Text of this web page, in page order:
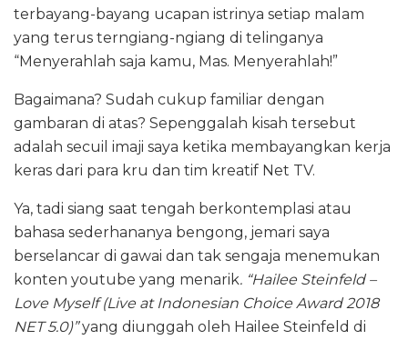
terbayang-bayang ucapan istrinya setiap malam
yang terus terngiang-ngiang di telinganya
“Menyerahlah saja kamu, Mas. Menyerahlah!”
Bagaimana? Sudah cukup familiar dengan
gambaran di atas? Sepenggalah kisah tersebut
adalah secuil imaji saya ketika membayangkan kerja
keras dari para kru dan tim kreatif Net TV.
Ya, tadi siang saat tengah berkontemplasi atau
bahasa sederhananya bengong, jemari saya
berselancar di gawai dan tak sengaja menemukan
konten youtube yang menarik. “Hailee Steinfeld –
Love Myself (Live at Indonesian Choice Award 2018
NET 5.0)”yang diunggah oleh Hailee Steinfeld di